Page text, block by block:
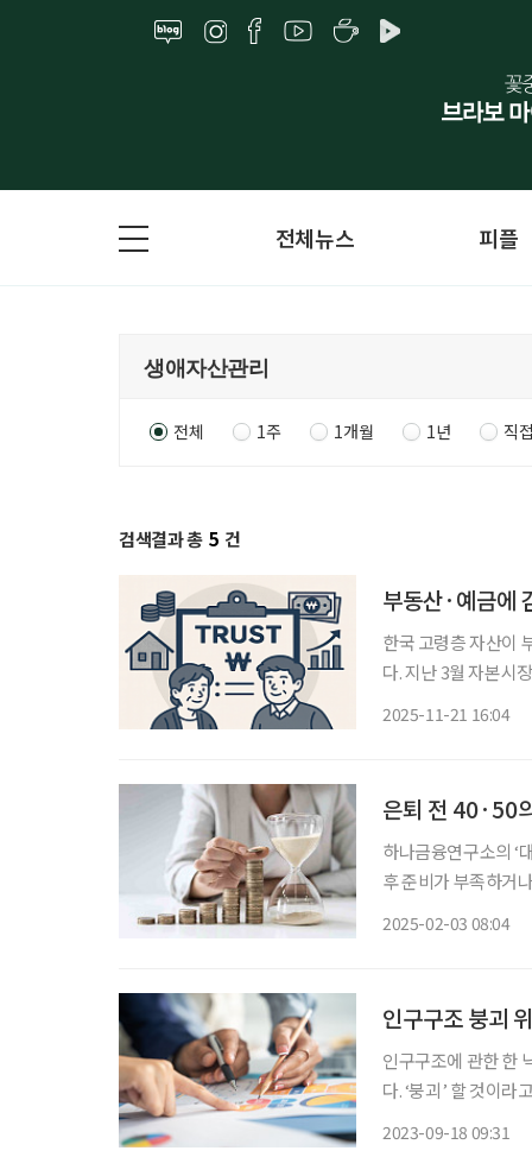
전체뉴스 피플
전체 1주 1개월 1년 직
검색결과 총 5 건
부동산·예금에
한국 고령층 자산이
다. 지난 3월 자본시
2025-11-21 16:04
은퇴 전 40·50
하나금융연구소의 ‘
후 준비가 부족하거
2025-02-03 08:04
인구구조 붕괴
인구구조에 관한 한
다. ‘붕괴’ 할 것이
2023-09-18 09:31